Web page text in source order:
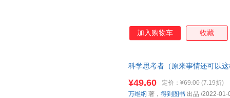
加入购物车 收藏
科学思考者（原来事情还可以
¥49.60 定价： ¥69.00 (7.19折)
万维纲 著， 得到图书 出品 /2022-01-